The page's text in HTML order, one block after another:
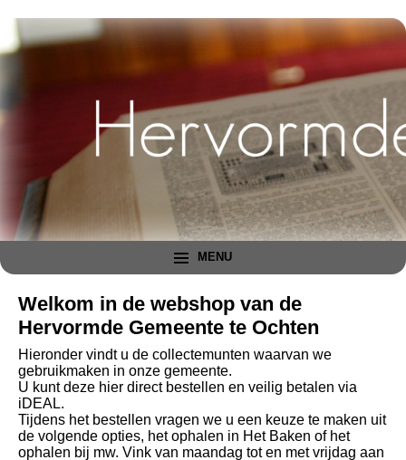
MENU
Welkom in de webshop van de
Hervormde Gemeente te Ochten
Hieronder vindt u de collectemunten waarvan we
gebruikmaken in onze gemeente.
U kunt deze hier direct bestellen en veilig betalen via
iDEAL.
Tijdens het bestellen vragen we u een keuze te maken uit
de volgende opties, het ophalen in Het Baken of het
ophalen bij mw. Vink van maandag tot en met vrijdag aan